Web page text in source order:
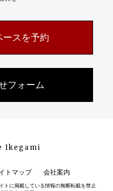
ースを予約
フォーム
トマップ 会社案内
トに掲載している情報の無断転載を禁止